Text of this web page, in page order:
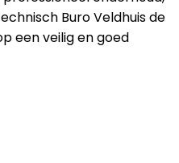
Buro Veldhuis de
een veilig en goed